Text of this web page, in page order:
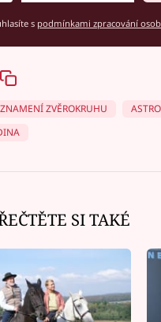
s podmínkami zpracování
ZNAMENÍ ZVĚROKRUHU
SI TAKÉ